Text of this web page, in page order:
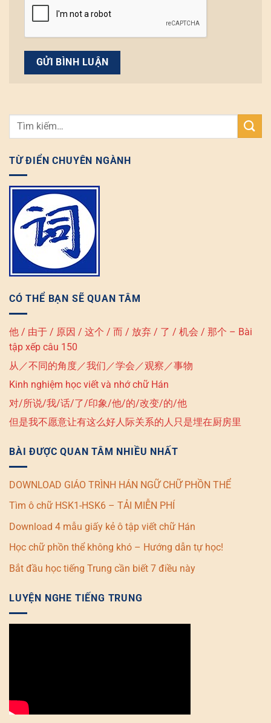
TỪ ĐIỂN CHUYÊN NGÀNH
CÓ THỂ BẠN SẼ QUAN TÂM
他 / 由于 / 原因 / 这个 / 而 / 放弃 / 了 / 机会 / 那个 – Bài
tập xếp câu 150
从／不同的角度／我们／学会／观察／事物
Kinh nghiệm học viết và nhớ chữ Hán
对/所说/我/话/了/印象/他/的/改变/的/他
但是我不愿意让有这么好人际关系的人只是埋在厨房里
BÀI ĐƯỢC QUAN TÂM NHIỀU NHẤT
DOWNLOAD GIÁO TRÌNH HÁN NGỮ CHỮ PHỒN THỂ
Tìm ô chữ HSK1-HSK6 – TẢI MIỄN PHÍ
Download 4 mẫu giấy kẻ ô tập viết chữ Hán
Học chữ phồn thể không khó – Hướng dẫn tự học!
Bắt đầu học tiếng Trung cần biết 7 điều này
LUYỆN NGHE TIẾNG TRUNG